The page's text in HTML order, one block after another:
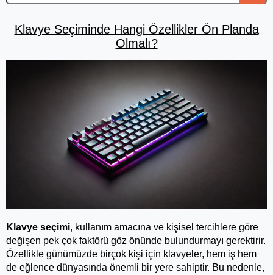
Klavye Seçiminde Hangi Özellikler Ön Planda
Olmalı?
Klavye seçimi, kullanım amacına ve kişisel tercihlere göre
değişen pek çok faktörü göz önünde bulundurmayı gerektirir.
Özellikle günümüzde birçok kişi için klavyeler, hem iş hem
de eğlence dünyasında önemli bir yere sahiptir. Bu nedenle,